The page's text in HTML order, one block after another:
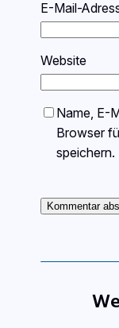
E-Mail-
Website
Name, E-
Browser
speichern.